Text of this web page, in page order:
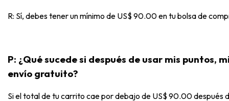
R: Sí, debes tener un mínimo de US$ 90.00 en tu bolsa de
P: ¿Qué sucede si después de usar mis puntos,
envío gratuito?
Si el total de tu carrito cae por debajo de US$ 90.00 después